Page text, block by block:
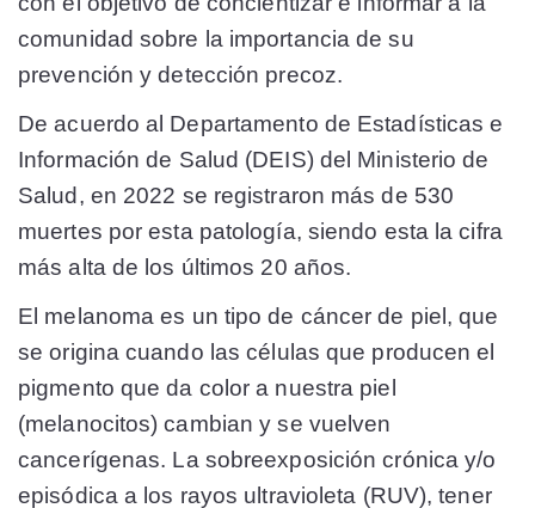
comunidad sobre la importancia de su
prevención y detección precoz.
De acuerdo al Departamento de Estadísticas e
Información de Salud (DEIS) del Ministerio de
Salud, en 2022 se registraron más de 530
muertes por esta patología, siendo esta la cifra
más alta de los últimos 20 años.
El melanoma es un tipo de cáncer de piel, que
se origina cuando las células que producen el
pigmento que da color a nuestra piel
(melanocitos) cambian y se vuelven
cancerígenas. La sobreexposición crónica y/o
episódica a los rayos ultravioleta (RUV), tener